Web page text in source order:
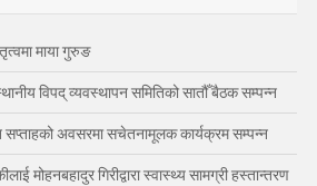
माया गुरुङ
विपद् व्यवस्थापन समितिको सातौँ बैठक सम्पन्न
सप्ताहको अवसरमा सचेतनामूलक कार्यक्रम सम्पन्न
मोहनबहादुर गिरीद्वारा स्वास्थ्य सामग्री हस्तान्तरण